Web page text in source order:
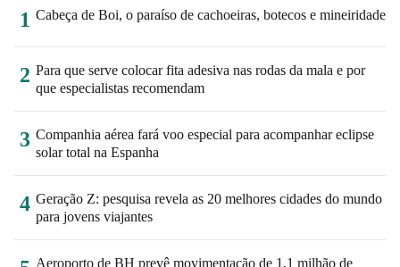
1 Cabeça de Boi, o paraíso de cachoeiras, botecos e mineiridade
2 Para que serve colocar fita adesiva nas rodas da mala e por
que especialistas recomendam
3 Companhia aérea fará voo especial para acompanhar eclipse
solar total na Espanha
4 Geração Z: pesquisa revela as 20 melhores cidades do mundo
para jovens viajantes
Aeroporto de BH prevê movimentação de 1,1 milhão de